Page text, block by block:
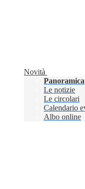
Novità
Panoramica
Le notizie
Le circolari
Calendario
Albo online